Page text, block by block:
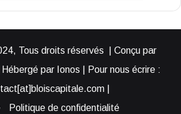
Tous droits réservés | Conçu par
par Ionos | Pour nous écrire :
|
Politique de confidentialité